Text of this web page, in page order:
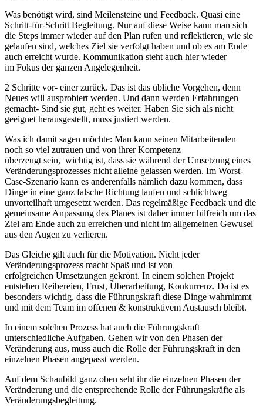
Was benötigt wird, sind Meilensteine und Feedback. Quasi eine
Schritt-für-Schritt Begleitung. Nur auf diese Weise kann man sich
die Steps immer wieder auf den Plan rufen und reflektieren, wie sie
gelaufen sind, welches Ziel sie verfolgt haben und ob es am Ende
auch erreicht wurde. Kommunikation steht auch hier wieder
im Fokus der ganzen Angelegenheit.
2 Schritte vor- einer zurück. Das ist das übliche Vorgehen, denn
Neues will ausprobiert werden. Und dann werden Erfahrungen
gemacht- Sind sie gut, geht es weiter. Haben Sie sich als nicht
geeignet herausgestellt, muss justiert werden.
Was ich damit sagen möchte: Man kann seinen Mitarbeitenden
noch so viel zutrauen und von ihrer Kompetenz
überzeugt sein, wichtig ist, dass sie während der Umsetzung eines
Veränderungsprozesses nicht alleine gelassen werden. Im Worst-
Case-Szenario kann es anderenfalls nämlich dazu kommen, dass
Dinge in eine ganz falsche Richtung laufen und schlichtweg
unvorteilhaft umgesetzt werden. Das regelmäßige Feedback und die
gemeinsame Anpassung des Planes ist daher immer hilfreich um das
Ziel am Ende auch zu erreichen und nicht im allgemeinen Gewusel
aus den Augen zu verlieren.
Das Gleiche gilt auch für die Motivation. Nicht jeder
Veränderungsprozess macht Spaß und ist von
erfolgreichen Umsetzungen gekrönt. In einem solchen Projekt
entstehen Reibereien, Frust, Überarbeitung, Konkurrenz. Da ist es
besonders wichtig, dass die Führungskraft diese Dinge wahrnimmt
und mit dem Team im offenen & konstruktivem Austausch bleibt.
In einem solchen Prozess hat auch die Führungskraft
unterschiedliche Aufgaben. Gehen wir von den Phasen der
Veränderung aus, muss auch die Rolle der Führungskraft in den
einzelnen Phasen angepasst werden.
Auf dem Schaubild ganz oben seht ihr die einzelnen Phasen der
Veränderung und die entsprechende Rolle der Führungskräfte als
Veränderungsbegleitung.